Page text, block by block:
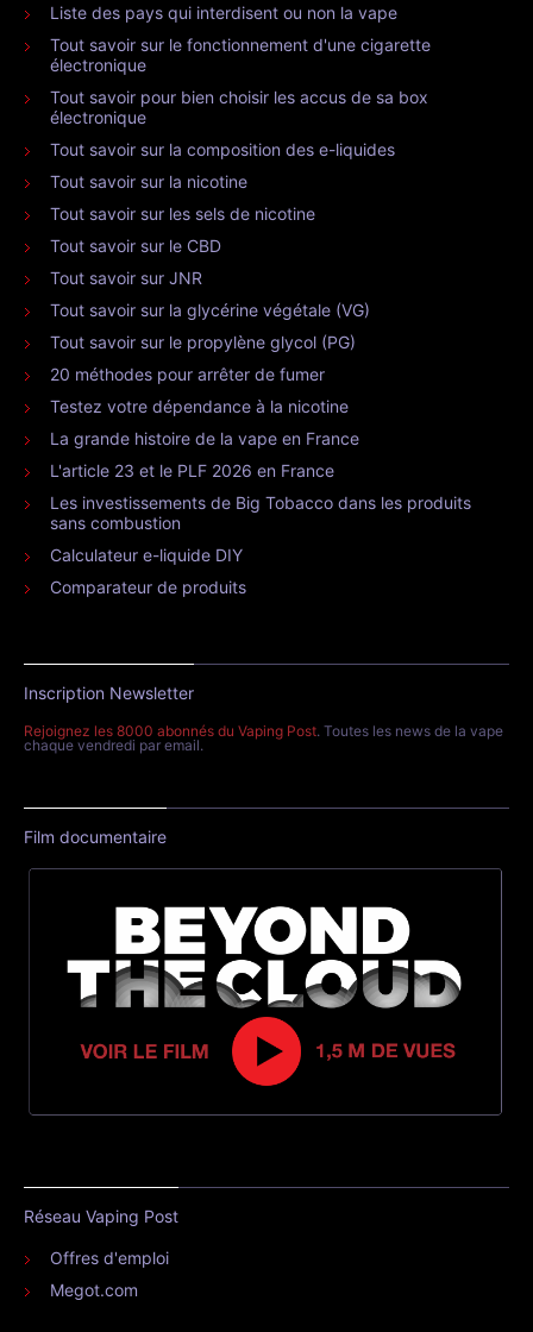
Liste des pays qui interdisent ou non la vape
Tout savoir sur le fonctionnement d'une cigarette
électronique
Tout savoir pour bien choisir les accus de sa box
électronique
Tout savoir sur la composition des e-liquides
Tout savoir sur la nicotine
Tout savoir sur les sels de nicotine
Tout savoir sur le CBD
Tout savoir sur JNR
Tout savoir sur la glycérine végétale (VG)
Tout savoir sur le propylène glycol (PG)
20 méthodes pour arrêter de fumer
Testez votre dépendance à la nicotine
La grande histoire de la vape en France
L'article 23 et le PLF 2026 en France
Les investissements de Big Tobacco dans les produits
sans combustion
Calculateur e-liquide DIY
Comparateur de produits
Inscription Newsletter
Rejoignez les 8000 abonnés du Vaping Post. Toutes les news de la vape
chaque vendredi par email.
Film documentaire
Réseau Vaping Post
Offres d'emploi
Megot.com